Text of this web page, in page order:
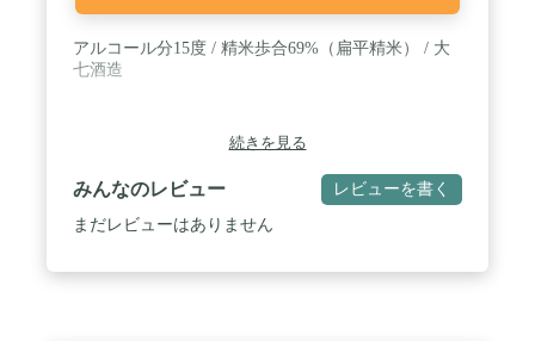
アルコール分15度 / 精米歩合69%（扁平精米） / 大
七酒造
続きを見る
みんなのレビュー レビューを書く
まだレビューはありません